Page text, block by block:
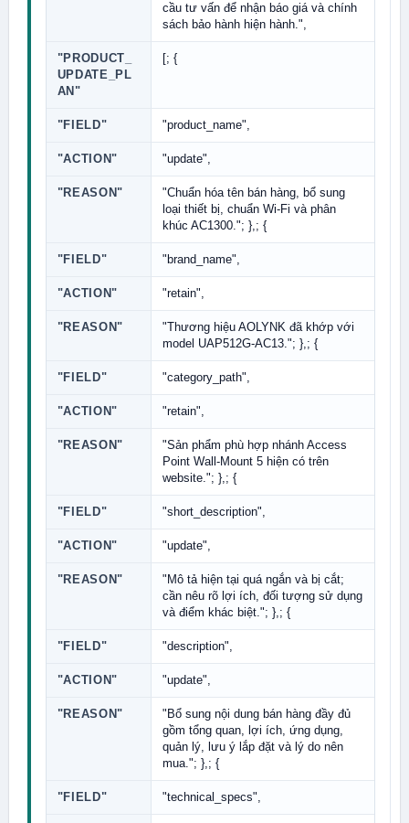
cầu tư vấn để nhận báo giá và chính
sách bảo hành hiện hành.",
"PRODUCT_
UPDATE_PL
AN"
[; {
"FIELD" "product_name",
"ACTION" "update",
"REASON"
"Chuẩn hóa tên bán hàng, bổ sung
loại thiết bị, chuẩn Wi-Fi và phân
khúc AC1300."; },; {
"FIELD" "brand_name",
"ACTION" "retain",
"REASON"
"Thương hiệu AOLYNK đã khớp với
model UAP512G-AC13."; },; {
"FIELD" "category_path",
"ACTION" "retain",
"REASON"
"Sản phẩm phù hợp nhánh Access
Point Wall-Mount 5 hiện có trên
website."; },; {
"FIELD" "short_description",
"ACTION" "update",
"REASON"
"Mô tả hiện tại quá ngắn và bị cắt;
cần nêu rõ lợi ích, đối tượng sử dụng
và điểm khác biệt."; },; {
"FIELD" "description",
"ACTION" "update",
"REASON"
"Bổ sung nội dung bán hàng đầy đủ
gồm tổng quan, lợi ích, ứng dụng,
quản lý, lưu ý lắp đặt và lý do nên
mua."; },; {
"FIELD" "technical_specs",